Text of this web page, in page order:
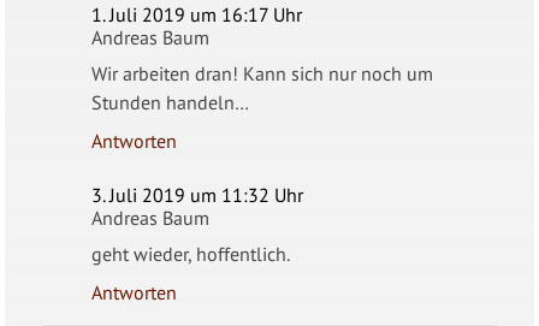
1. Juli 2019 um 16:17 Uhr
Andreas Baum
Wir arbeiten dran! Kann sich nur noch um
Stunden handeln…
Antworten
3. Juli 2019 um 11:32 Uhr
Andreas Baum
geht wieder, hoffentlich.
Antworten